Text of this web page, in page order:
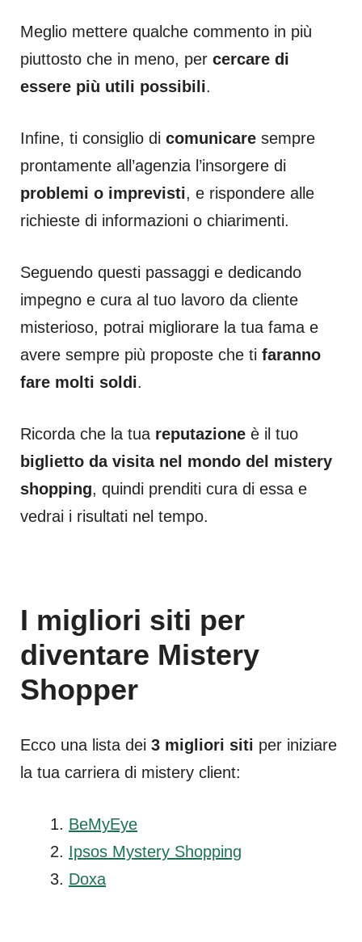
Meglio mettere qualche commento in più
piuttosto che in meno, per cercare di
essere più utili possibili.
Infine, ti consiglio di comunicare sempre
prontamente all’agenzia l’insorgere di
problemi o imprevisti, e rispondere alle
richieste di informazioni o chiarimenti.
Seguendo questi passaggi e dedicando
impegno e cura al tuo lavoro da cliente
misterioso, potrai migliorare la tua fama e
avere sempre più proposte che ti faranno
fare molti soldi.
Ricorda che la tua reputazione è il tuo
biglietto da visita nel mondo del mistery
shopping, quindi prenditi cura di essa e
vedrai i risultati nel tempo.
I migliori siti per
diventare Mistery
Shopper
Ecco una lista dei 3 migliori siti per iniziare
la tua carriera di mistery client:
BeMyEye
Ipsos Mystery Shopping
Doxa